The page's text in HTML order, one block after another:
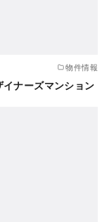
物件情報
ナーズマンション